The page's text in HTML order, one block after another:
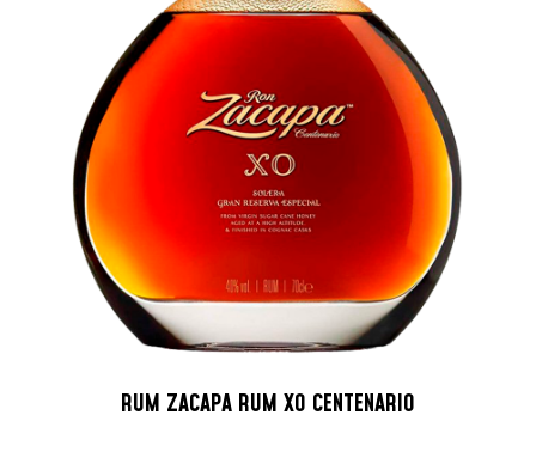
RUM ZACAPA RUM XO CENTENARIO